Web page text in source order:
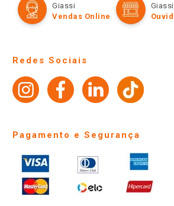
CADASTRAR
Fale Conosco
Site Institucional
Lojas Físicas e Horários
Cartão Giassi
Amigo Giassi
Notícias
Perguntas frequentes
Ajuda
Formas de Pagamento
Políticas de entrega
Trocas e Devoluções
Vendas Online